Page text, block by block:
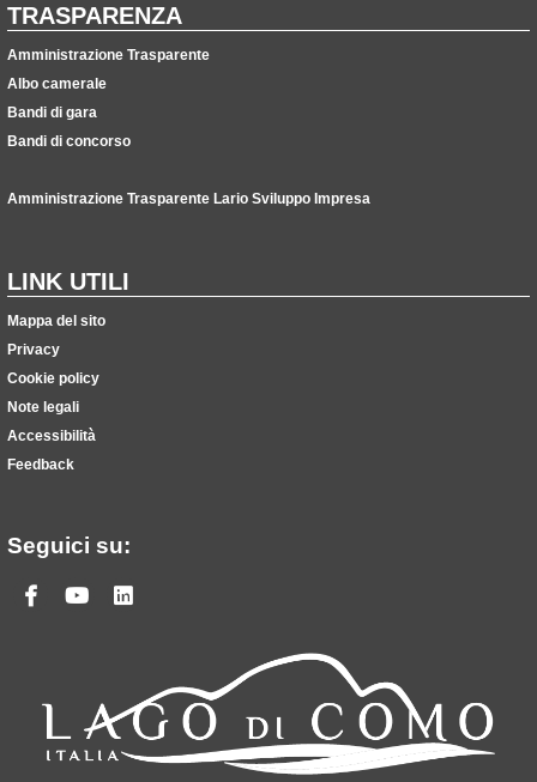
TRASPARENZA
Amministrazione Trasparente
Albo camerale
Bandi di gara
Bandi di concorso
Amministrazione Trasparente Lario Sviluppo Impresa
LINK UTILI
Mappa del sito
Privacy
Cookie policy
Note legali
Accessibilità
Feedback
Seguici su:
Facebook
Youtube